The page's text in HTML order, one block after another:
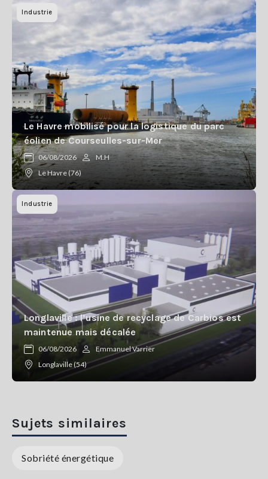
Industrie
Le Havre mobilisé pour la logistique du parc
éolien de Courseulles-sur-Mer
06/08/2026
M.H
Le Havre (76)
Industrie
Longlaville : l’usine de recyclage de Carbios est
maintenue mais décalée
06/08/2026
Emmanuel Varrier
Longlaville (54)
Sujets similaires
Sobriété énergétique